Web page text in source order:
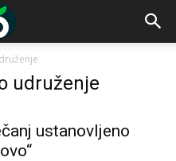
udruženje
ustanovljeno